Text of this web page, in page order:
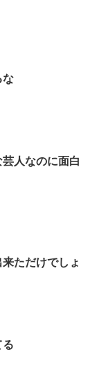
な
人なのに面白
ただけでしょ
る